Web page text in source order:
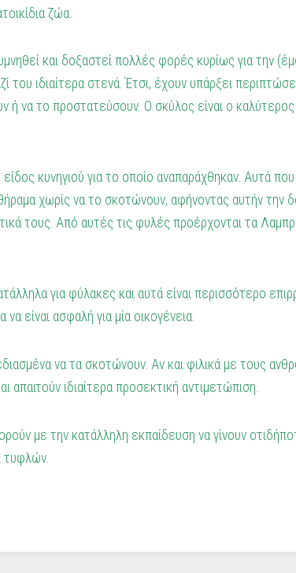
ζώα.
και δοξαστεί πολλές φορές κυρίως για την
ιδιαίτερα στενά. Έτσι, έχουν υπάρξει
ή να το προστατεύσουν. Ο σκύλος είναι ο
κυνηγιού για το οποίο αναπαράχθηκαν. Αυτά που
χωρίς να το σκοτώνουν, αφήνοντας αυτήν την
τους. Από αυτές τις φυλές προέρχονται τα
για φύλακες και αυτά είναι περισσότερο
είναι ασφαλή για μία οικογένεια.
να τα σκοτώνουν. Αν και φιλικά με τους
ιδιαίτερα προσεκτική αντιμετώπιση.
με την κατάλληλη εκπαίδευση να γίνουν
τυφλών.